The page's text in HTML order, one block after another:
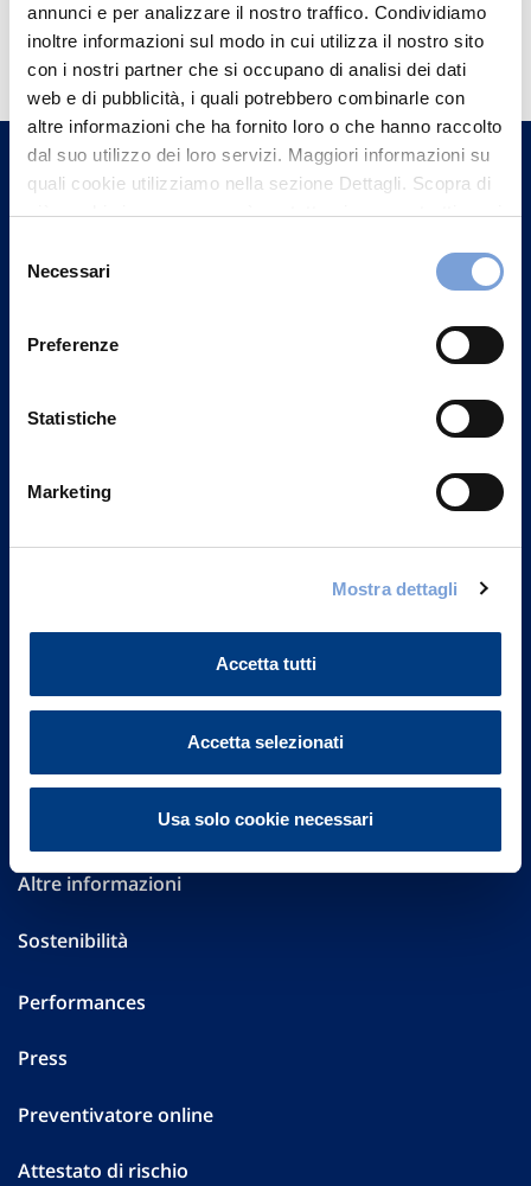
annunci e per analizzare il nostro traffico. Condividiamo
inoltre informazioni sul modo in cui utilizza il nostro sito
con i nostri partner che si occupano di analisi dei dati
web e di pubblicità, i quali potrebbero combinarle con
altre informazioni che ha fornito loro o che hanno raccolto
dal suo utilizzo dei loro servizi. Maggiori informazioni su
quali cookie utilizziamo nella sezione Dettagli. Scopra di
più su chi siamo, come può contattarci e come trattiamo i
può trovare nel footer del sito nella sezione "Informativa
delNecessari
Preferenze
Statistiche
Marketing
Mostra dettagli
Accetta tutti
Accetta selezionati
Usa solo cookie necessari
Hai bisogno di
informazioni?
Trova l'Agenzia più vicina a te e parla con
un nostro Agente.
20149 Milano
FAQ
Governance
Investor Relations
Altre informazioni
Sostenibilità
Performances
Press
Preventivatore online
Attestato di rischio